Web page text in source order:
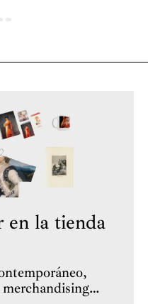
en la tienda
merchandising…